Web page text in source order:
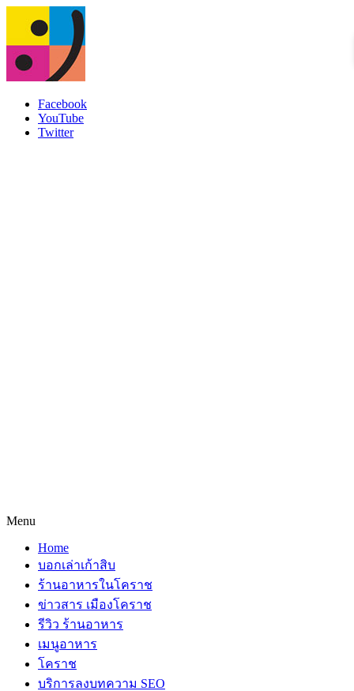
Facebook
YouTube
Twitter
Menu
Home
บอกเล่าเก้าสิบ
ร้านอาหารในโคราช
ข่าวสาร เมืองโคราช
รีวิว ร้านอาหาร
เมนูอาหาร
โคราช
บริการลงบทความ SEO